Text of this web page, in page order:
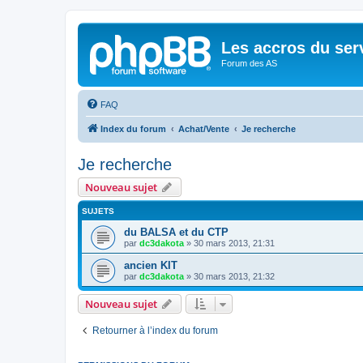
Les accros du
Forum des AS
FAQ
Index du forum Achat/Vente Je recherche
Je recherche
Nouveau sujet
SUJETS
du BALSA et du CTP
par dc3dakota » 30 mars 2013, 21:31
ancien KIT
par dc3dakota » 30 mars 2013, 21:32
Nouveau sujet
Retourner à l’index du forum